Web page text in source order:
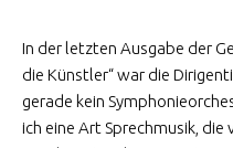
In der letzten Ausgabe der
die Künstler“ war die
gerade kein
ich eine Art Sprechmusik,